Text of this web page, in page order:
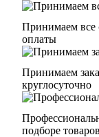
Принимаем все
оплаты
Принимаем
круглосуточно
подборе товаров